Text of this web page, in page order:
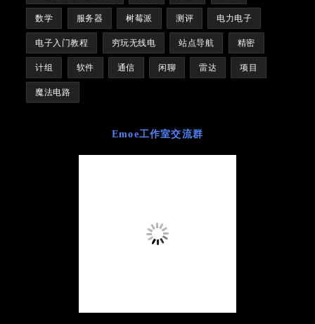
数学 服务器 树莓派 测评 电力电子
电子入门教程 穷玩无线电 站点导航 精密
计组 软件 通信 闲聊 雷达 项目
魔法电路
Emoe工作室交流群